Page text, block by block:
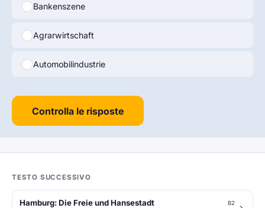
Bankenszene
Agrarwirtschaft
Automobilindustrie
Controlla le risposte
TESTO SUCCESSIVO
Hamburg: Die Freie und Hansestadt B2